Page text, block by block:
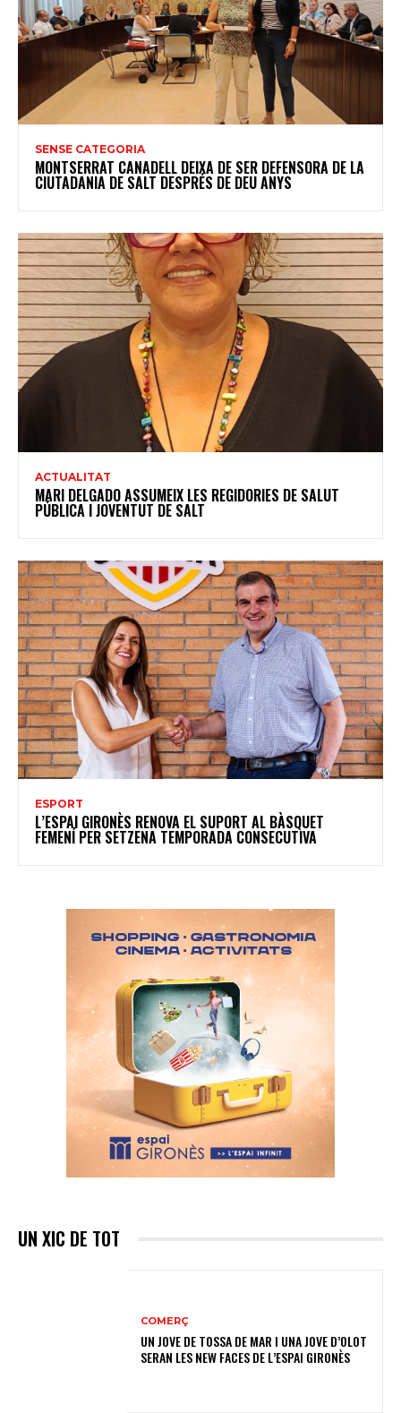
SENSE CATEGORIA
MONTSERRAT CANADELL DEIXA DE SER DEFENSORA DE LA
CIUTADANIA DE SALT DESPRÉS DE DEU ANYS
ACTUALITAT
MARI DELGADO ASSUMEIX LES REGIDORIES DE SALUT
PÚBLICA I JOVENTUT DE SALT
ESPORT
L’ESPAI GIRONÈS RENOVA EL SUPORT AL BÀSQUET
FEMENÍ PER SETZENA TEMPORADA CONSECUTIVA
UN XIC DE TOT
COMERÇ
UN JOVE DE TOSSA DE MAR I UNA JOVE D’OLOT
SERAN LES NEW FACES DE L’ESPAI GIRONÈS